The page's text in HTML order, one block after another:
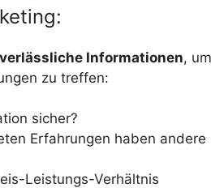
verlässliche Informationen, um
zu treffen:
sicher?
Erfahrungen haben andere
Leistungs-Verhältnis